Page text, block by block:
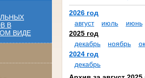
В
ВИДЕ
2026 год
август
июль июнь
2025 год
декабрь
ноябрь
2024 год
декабрь